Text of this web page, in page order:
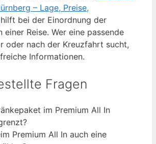
– Lage, Preise,
hilft bei der Einordnung der
einer Reise. Wer eine passende
oder nach der Kreuzfahrt sucht,
Informationen.
Fragen
im Premium All In
Premium All In auch eine